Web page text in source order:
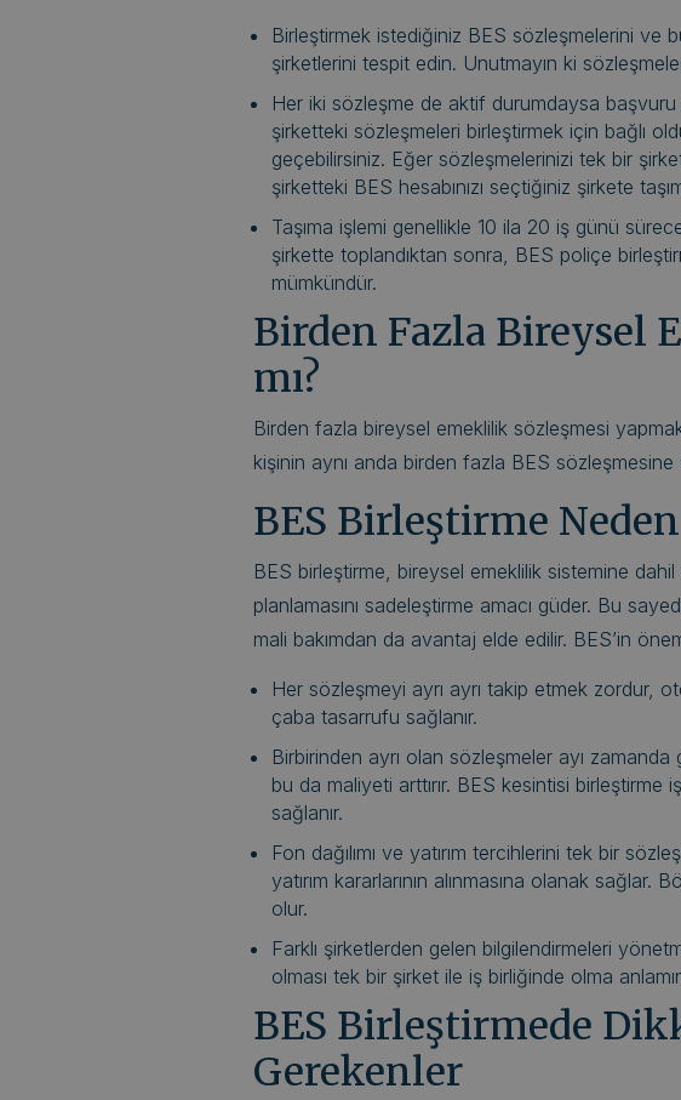
Birleştirmek istediğiniz BES sözleşmelerini ve
şirketlerini tespit edin. Unutmayın ki
Her iki sözleşme de aktif durumdaysa başvuru
şirketteki sözleşmeleri birleştirmek için bağlı
geçebilirsiniz. Eğer sözleşmelerinizi tek bir
şirketteki BES hesabınızı seçtiğiniz şirkete
Taşıma işlemi genellikle 10 ila 20 iş günü
şirkette toplandıktan sonra, BES poliçe
mümkündür.
Birden Fazla Bireysel
mı?
Birden fazla bireysel emeklilik sözleşmesi
kişinin aynı anda birden fazla BES
BES Birleştirme
BES birleştirme, bireysel emeklilik sistemine dahil
planlamasını sadeleştirme amacı güder. Bu
mali bakımdan da avantaj elde edilir. BES’in
Her sözleşmeyi ayrı ayrı takip etmek zordur,
çaba tasarrufu sağlanır.
Birbirinden ayrı olan sözleşmeler ayı
bu da maliyeti arttırır. BES kesintisi birleştirme
sağlanır.
Fon dağılımı ve yatırım tercihlerini tek bir
yatırım kararlarının alınmasına olanak
olur.
Farklı şirketlerden gelen bilgilendirmeleri
olması tek bir şirket ile iş birliğinde olma
BES Birleştirmede
Gerekenler